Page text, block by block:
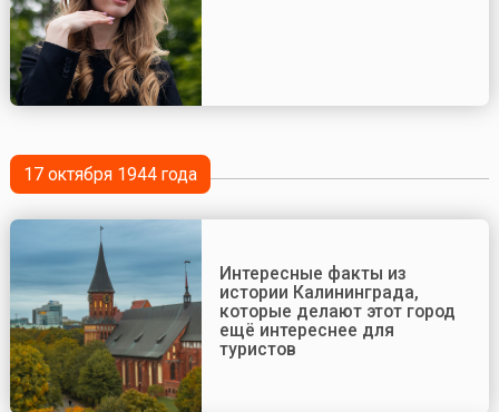
17 октября 1944 года
Интересные факты из
истории Калининграда,
которые делают этот город
ещё интереснее для
туристов